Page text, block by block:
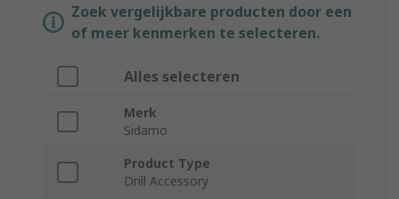
Zoek vergelijkbare producten door een
of meer kenmerken te selecteren.
Alles selecteren
Merk
Sidamo
Product Type
Drill Accessory